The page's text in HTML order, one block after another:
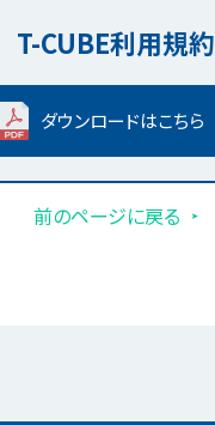
T-CUBE利用規約
ダウンロードはこちら
前のページに戻る